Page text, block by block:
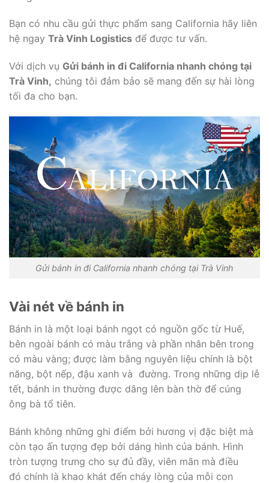
Bạn có nhu cầu gửi thực phẩm sang California hãy liên
hệ ngay Trà Vinh Logistics để được tư vấn.
Với dịch vụ Gửi bánh in đi California nhanh chóng tại
Trà Vinh, chúng tôi đảm bảo sẽ mang đến sự hài lòng
tối đa cho bạn.
Gửi bánh in đi California nhanh chóng tại Trà Vinh
Vài nét về bánh in
Bánh in là một loại bánh ngọt có nguồn gốc từ Huế,
bên ngoài bánh có màu trắng và phần nhân bên trong
có màu vàng; được làm bằng nguyên liệu chính là bột
năng, bột nếp, đậu xanh và đường. Trong những dịp lễ
tết, bánh in thường được dâng lên bàn thờ để cúng
ông bà tổ tiên.
Bánh không những ghi điểm bởi hương vị đặc biệt mà
còn tạo ấn tượng đẹp bởi dáng hình của bánh. Hình
tròn tượng trưng cho sự đủ đầy, viên mãn mà điều
đó chính là khao khát đến cháy lòng của mỗi con